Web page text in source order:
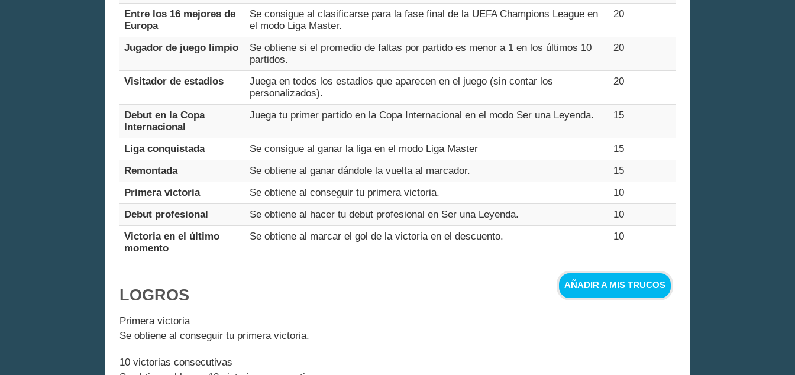
Entre los 16 mejores de
Europa
Se consigue al clasificarse para la fase final de la UEFA Champions League en
el modo Liga Master.
20
Jugador de juego limpio
Se obtiene si el promedio de faltas por partido es menor a 1 en los últimos 10
partidos.
20
Visitador de estadios
Juega en todos los estadios que aparecen en el juego (sin contar los
personalizados).
20
Debut en la Copa
Internacional
Juega tu primer partido en la Copa Internacional en el modo Ser una Leyenda. 15
Liga conquistada Se consigue al ganar la liga en el modo Liga Master
15
Remontada
Se obtiene al ganar dándole la vuelta al marcador.
15
Primera victoria
Se obtiene al conseguir tu primera victoria.
10
Debut profesional
Se obtiene al hacer tu debut profesional en Ser una Leyenda.
10
Victoria en el último
momento
Se obtiene al marcar el gol de la victoria en el descuento. 10
AÑADIR A MIS TRUCOS
LOGROS
Primera victoria
Se obtiene al conseguir tu primera victoria.
10 victorias consecutivas